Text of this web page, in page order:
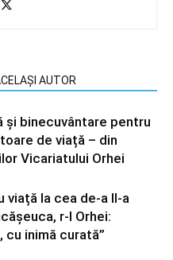
AUTOR
și binecuvântare pentru
de viață – din
Vicariatului Orhei
viață la cea de-a II-a
r-l Orhei:
cu inimă curată”